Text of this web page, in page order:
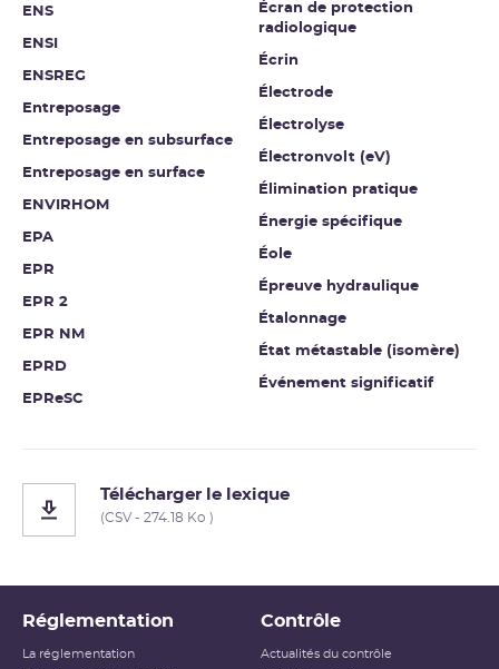
ENS
ENSI
ENSREG
Entreposage
Entreposage en subsurface
Entreposage en surface
ENVIRHOM
EPA
EPR
EPR 2
EPR NM
EPRD
EPReSC
Écran de protection
radiologique
Écrin
Électrode
Électrolyse
Électronvolt (eV)
Élimination pratique
Énergie spécifique
Éole
Épreuve hydraulique
Étalonnage
État métastable (isomère)
Événement significatif
Télécharger le lexique
(CSV - 274.18 Ko )
Réglementation
La réglementation
Contrôle
Actualités du contrôle